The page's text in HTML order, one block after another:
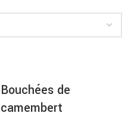
Bouchées de
camembert